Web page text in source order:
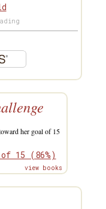
her goal of 15
15 (86%)
view books